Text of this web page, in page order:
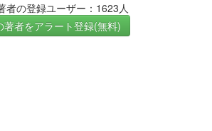
者の登録ユーザー：1623人
著者をアラート登録(無料)